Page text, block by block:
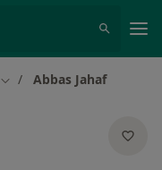
Změna města
Abbas Jahaf